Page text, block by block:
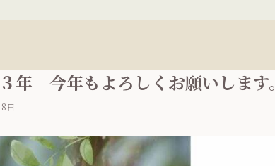
年 今年もよろしくお願いします。
日